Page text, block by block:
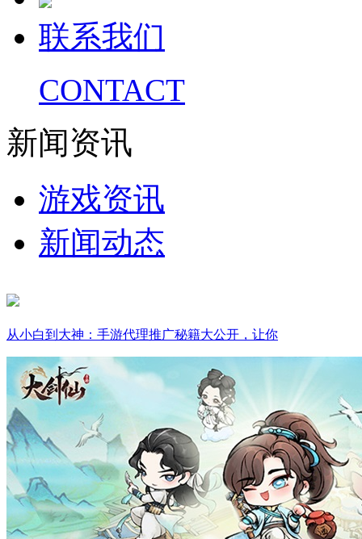
联系我们
CONTACT
新闻资讯
游戏资讯
新闻动态
从小白到大神：手游代理推广秘籍大公开，让你